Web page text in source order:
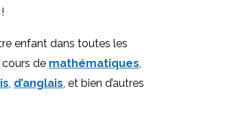
!
enfant dans toutes les
cours de mathématiques,
, d’anglais, et bien d’autres